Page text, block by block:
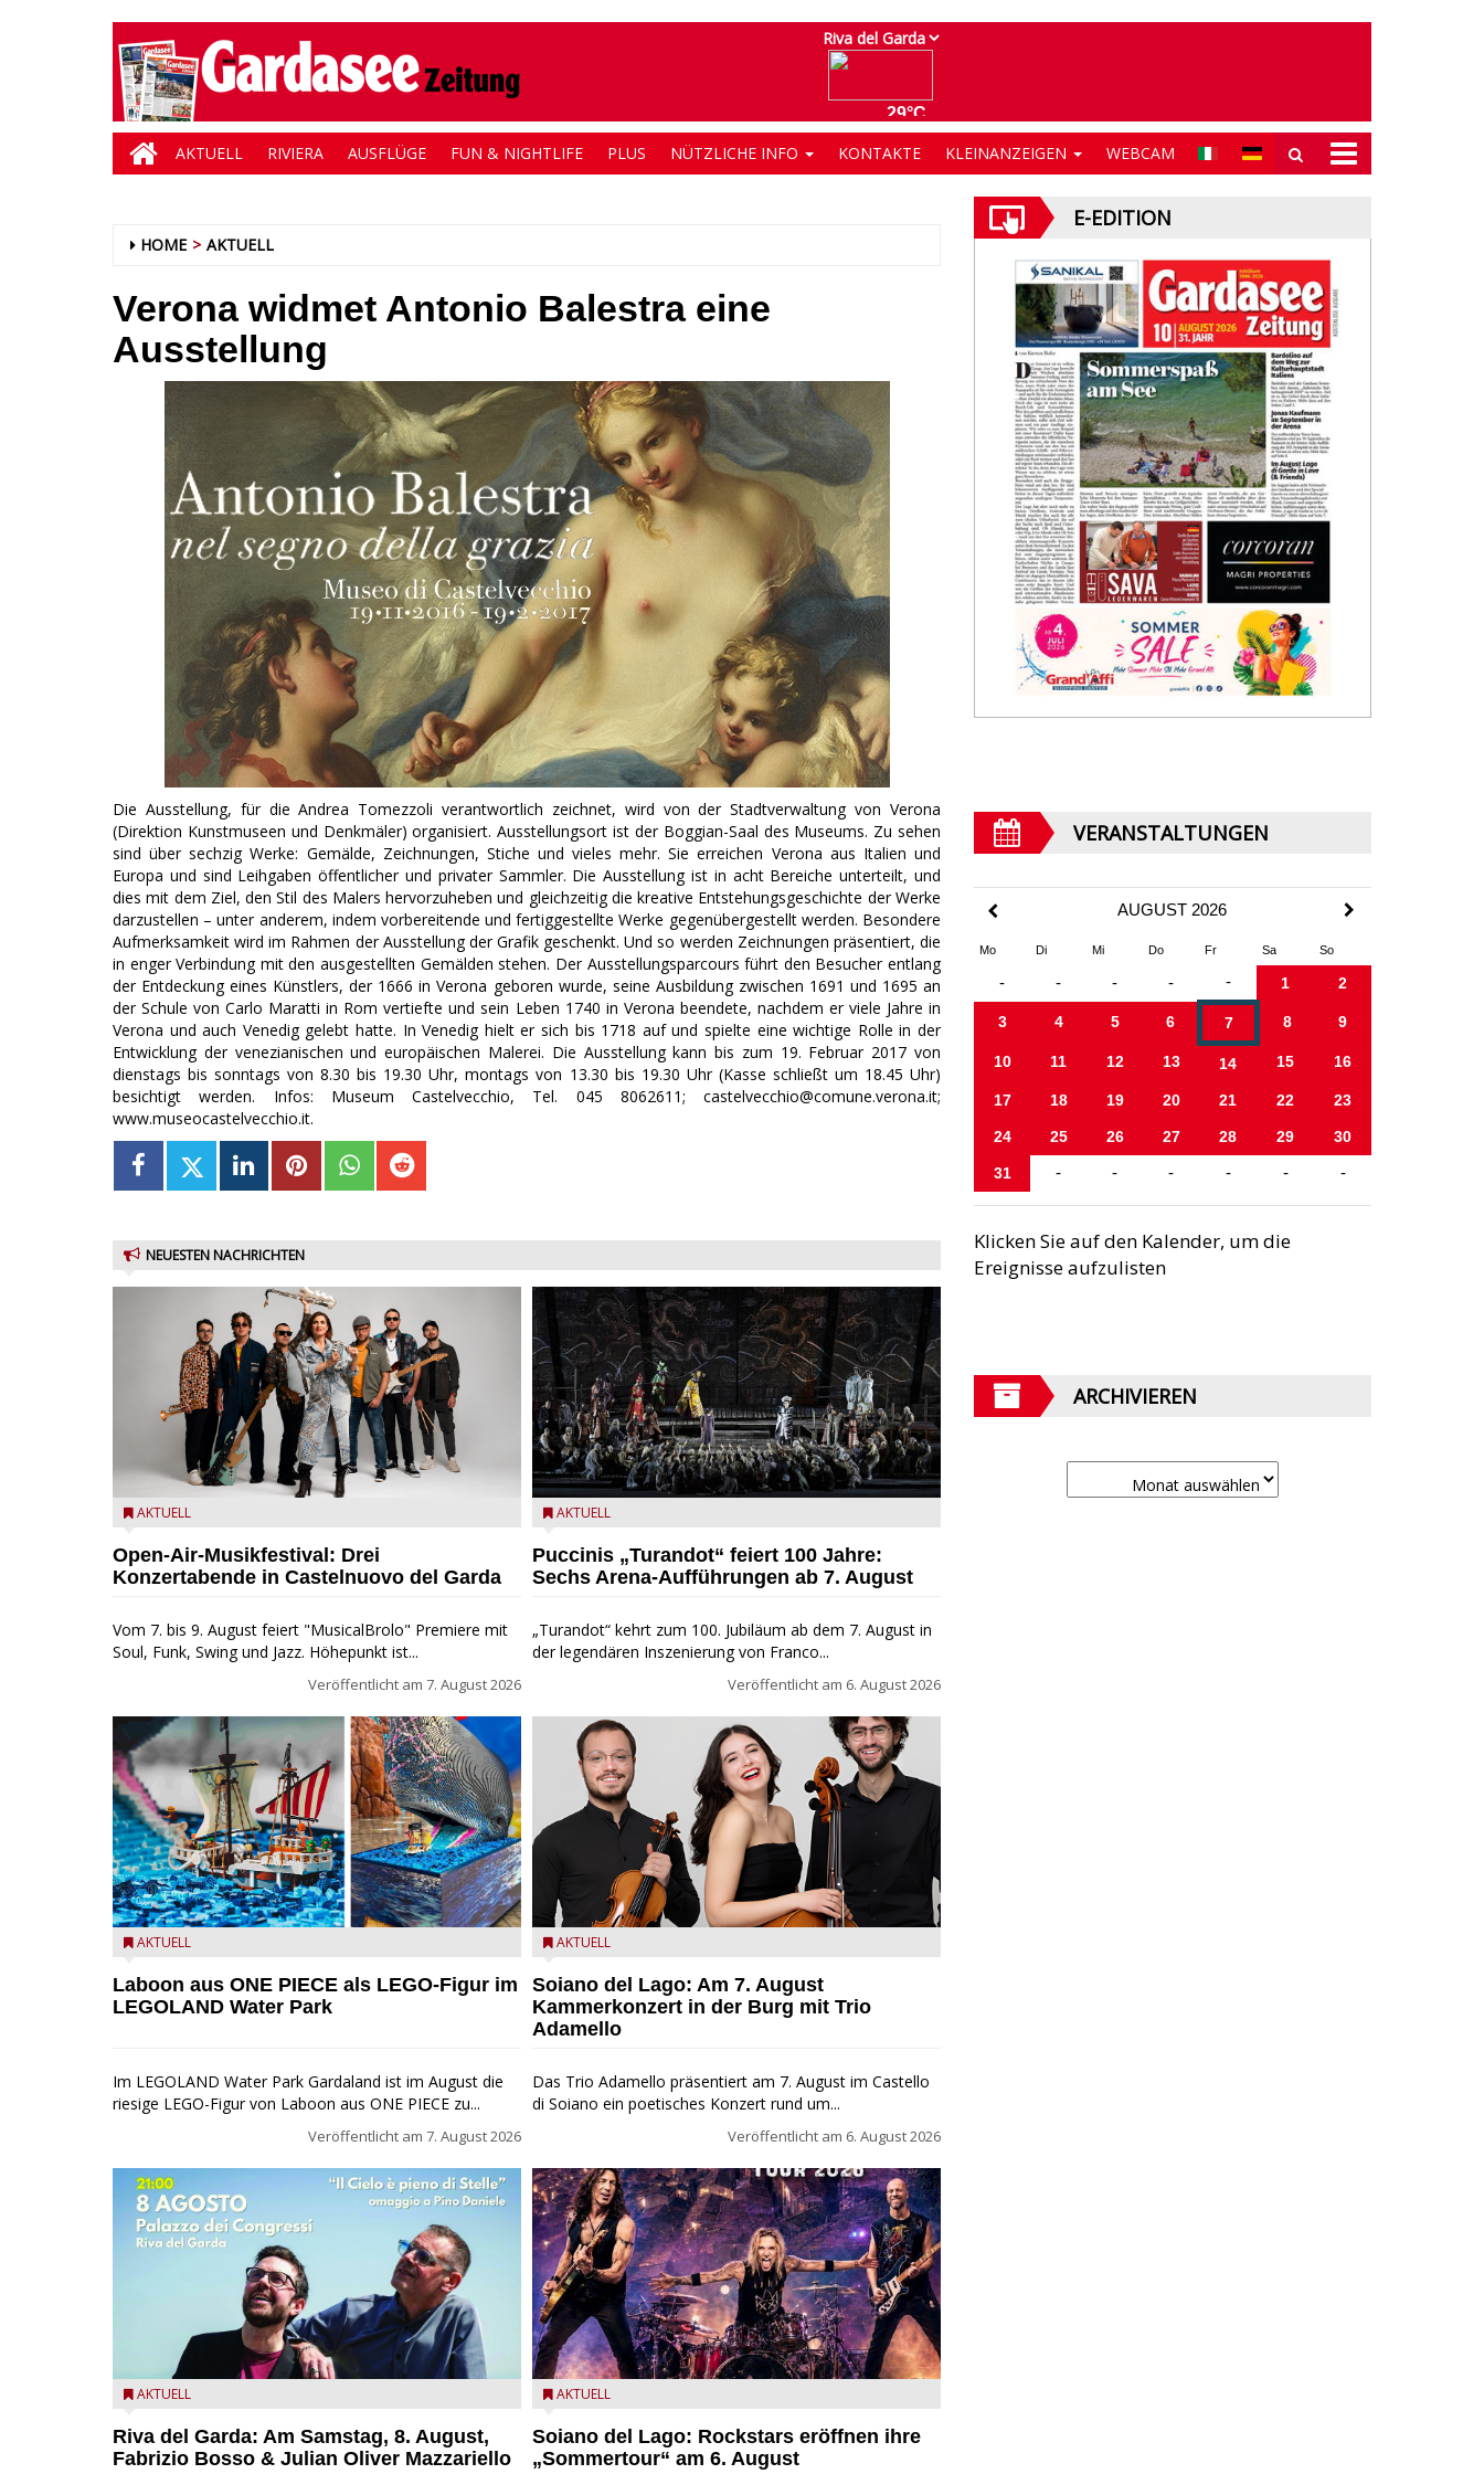
AKTUELL RIVIERA AUSFLÜGE FUN & NIGHTLIFE PLUS NÜTZLICHE INFO KONTAKTE KLEINANZEIGEN WEBCAM
HOME AKTUELL
Verona widmet Antonio Balestra eine
Ausstellung
Die Ausstellung, für die Andrea Tomezzoli verantwortlich zeichnet, wird von der Stadtverwaltung von Verona
(Direktion Kunstmuseen und Denkmäler) organisiert. Ausstellungsort ist der Boggian-Saal des Museums. Zu sehen
sind über sechzig Werke: Gemälde, Zeichnungen, Stiche und vieles mehr. Sie erreichen Verona aus Italien und
Europa und sind Leihgaben öffentlicher und privater Sammler. Die Ausstellung ist in acht Bereiche unterteilt, und
dies mit dem Ziel, den Stil des Malers hervorzuheben und gleichzeitig die kreative Entstehungsgeschichte der Werke
darzustellen – unter anderem, indem vorbereitende und fertiggestellte Werke gegenübergestellt werden. Besondere
Aufmerksamkeit wird im Rahmen der Ausstellung der Grafik geschenkt. Und so werden Zeichnungen präsentiert, die
in enger Verbindung mit den ausgestellten Gemälden stehen. Der Ausstellungsparcours führt den Besucher entlang
der Entdeckung eines Künstlers, der 1666 in Verona geboren wurde, seine Ausbildung zwischen 1691 und 1695 an
der Schule von Carlo Maratti in Rom vertiefte und sein Leben 1740 in Verona beendete, nachdem er viele Jahre in
Verona und auch Venedig gelebt hatte. In Venedig hielt er sich bis 1718 auf und spielte eine wichtige Rolle in der
Entwicklung der venezianischen und europäischen Malerei. Die Ausstellung kann bis zum 19. Februar 2017 von
dienstags bis sonntags von 8.30 bis 19.30 Uhr, montags von 13.30 bis 19.30 Uhr (Kasse schließt um 18.45 Uhr)
besichtigt werden. Infos: Museum Castelvecchio, Tel. 045 8062611; castelvecchio@comune.verona.it;
www.museocastelvecchio.it.
NEUESTEN NACHRICHTEN
Castelnuovo del Garda: Die "Dirotta su Cuba" zu Gast
AKTUELL
Open-Air-Musikfestival: Drei
Konzertabende in Castelnuovo del Garda
Vom 7. bis 9. August feiert "MusicalBrolo" Premiere mit
Soul, Funk, Swing und Jazz. Höhepunkt ist...
Veröffentlicht am 7. August 2026
Laboon aus ONE PIECE als LEGO-Figur im LEGOLAND
AKTUELL
Laboon aus ONE PIECE als LEGO-Figur im
LEGOLAND Water Park
Im LEGOLAND Water Park Gardaland ist im August die
riesige LEGO-Figur von Laboon aus ONE PIECE zu...
Veröffentlicht am 7. August 2026
Fabrizio Bosso & Julian Oliver Mazzariello zu Gast beim
AKTUELL
Riva del Garda: Am Samstag, 8. August,
Fabrizio Bosso & Julian Oliver Mazzariello
Turandot in der Arena von Verona - Ennevi für
AKTUELL
Puccinis „Turandot“ feiert 100 Jahre:
Sechs Arena-Aufführungen ab 7. August
„Turandot“ kehrt zum 100. Jubiläum ab dem 7. August in
der legendären Inszenierung von Franco...
Veröffentlicht am 6. August 2026
Trio Adamello
AKTUELL
Soiano del Lago: Am 7. August
Kammerkonzert in der Burg mit Trio
Adamello
Das Trio Adamello präsentiert am 7. August im Castello
di Soiano ein poetisches Konzert rund um...
Veröffentlicht am 6. August 2026
Stef Burns, Will Hunt und Andrea Torresani im Summer
AKTUELL
Soiano del Lago: Rockstars eröffnen ihre
„Sommertour“ am 6. August
E-EDITION
VERANSTALTUNGEN
AUGUST 2026
Mo Di Mi Do Fr Sa So
- - - - - 1 2
3 4 5 6 7 8 9
10 11 12 13 14 15 16
17 18 19 20 21 22 23
24 25 26 27 28 29 30
31 - - - - - -
Klicken Sie auf den Kalender, um die
Ereignisse aufzulisten
ARCHIVIEREN